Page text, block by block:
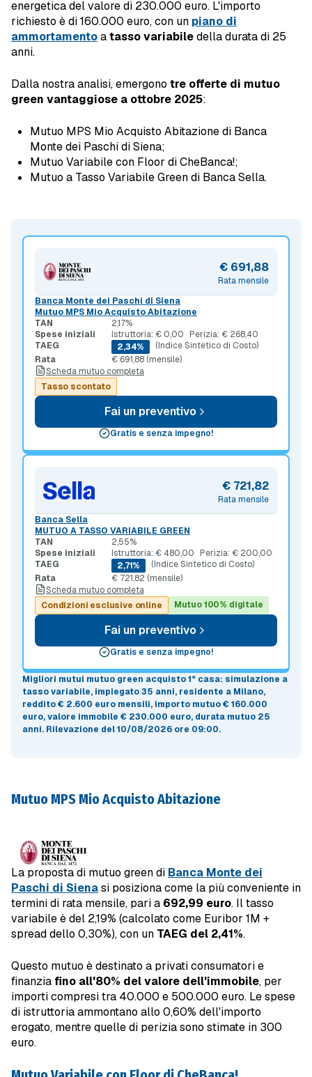
energetica del valore di 230.000 euro. L'importo
richiesto è di 160.000 euro, con un piano di
ammortamentoatasso variabiledella durata di 25
anni.
Dalla nostra analisi, emergono tre offerte di mutuo
green vantaggiose a ottobre 2025:
Mutuo MPS Mio Acquisto Abitazione di Banca
Monte dei Paschi di Siena;
Mutuo Variabile con Floor di CheBanca!;
Mutuo a Tasso Variabile Green di Banca Sella.
Rata mensile
€ 691,88
Banca Monte dei Paschi di Siena
Mutuo MPS Mio Acquisto Abitazione
TAN
2,17%
Spese iniziali
Istruttoria: € 0,00
Perizia: € 268,40
TAEG
2,34%
(Indice Sintetico di Costo)
Rata
€ 691,88 (mensile)
Scheda mutuo completa
Tasso scontato
Fai un preventivo
Gratis e senza impegno!
Rata mensile
€ 721,82
Banca Sella
MUTUO A TASSO VARIABILE GREEN
TAN
2,55%
Spese iniziali
Istruttoria: € 480,00
Perizia: € 200,00
TAEG
2,71%
(Indice Sintetico di Costo)
Rata
€ 721,82 (mensile)
Scheda mutuo completa
Condizioni esclusive online
Mutuo 100% digitale
Fai un preventivo
Gratis e senza impegno!
Migliori mutui mutuo green acquisto 1ª casa: simulazione a
tasso variabile, impiegato 35 anni, residente a Milano,
reddito € 2.600 euro mensili, importo mutuo€ 160.000
euro, valore immobile € 230.000 euro, durata mutuo 25
anni. Rilevazione del 10/08/2026 ore 09:00.
Mutuo MPS Mio Acquisto Abitazione
La proposta di mutuo green di Banca Monte dei
Paschi di Sienasi posiziona come la più conveniente in
termini di rata mensile, pari a 692,99 euro. Il tasso
variabile è del 2,19% (calcolato come Euribor 1M +
spread dello 0,30%), con un TAEG del 2,41%.
Questo mutuo è destinato a privati consumatori e
finanzia fino all'80% del valore dell'immobile, per
importi compresi tra 40.000 e 500.000 euro. Le spese
di istruttoria ammontano allo 0,60% dell'importo
erogato, mentre quelle di perizia sono stimate in 300
euro.